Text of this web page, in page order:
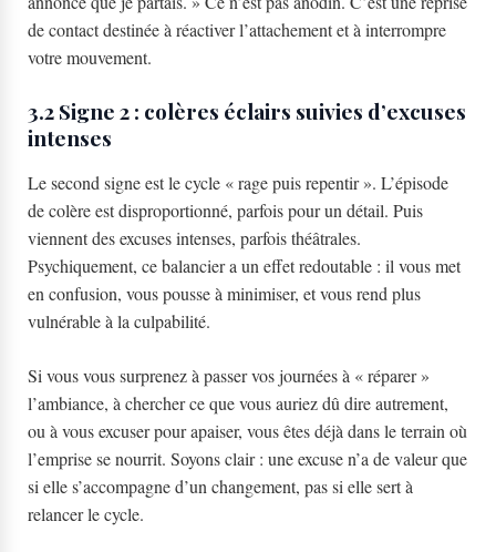
de contact destinée à réactiver l’attachement et à interrompre
votre mouvement.
3.2 Signe 2 : colères éclairs suivies d’excuses
intenses
Le second signe est le cycle « rage puis repentir ». L’épisode
de colère est disproportionné, parfois pour un détail. Puis
viennent des excuses intenses, parfois théâtrales.
Psychiquement, ce balancier a un effet redoutable : il vous met
en confusion, vous pousse à minimiser, et vous rend plus
vulnérable à la culpabilité.
Si vous vous surprenez à passer vos journées à « réparer »
l’ambiance, à chercher ce que vous auriez dû dire autrement,
ou à vous excuser pour apaiser, vous êtes déjà dans le terrain où
l’emprise se nourrit. Soyons clair : une excuse n’a de valeur que
si elle s’accompagne d’un changement, pas si elle sert à
relancer le cycle.